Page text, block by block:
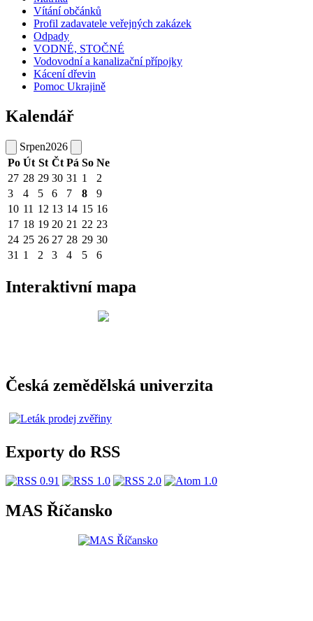
Vítání občánků
Profil zadavatele veřejných zakázek
Odpady
VODNÉ, STOČNÉ
Vodovodní a kanalizační přípojky
Kácení dřevin
Pomoc Ukrajině
Kalendář
Srpen2026
Po Út St Čt Pá So Ne
27 28 29 30 31 1
2
3
4 5 6 7 8
9
10 11 12 13 14 15 16
17 18 19 20 21 22 23
24 25 26 27 28 29 30
31 1 2 3 4 5 6
Interaktivní mapa
Česká zemědělská univerzita
Exporty do RSS
MAS Říčansko